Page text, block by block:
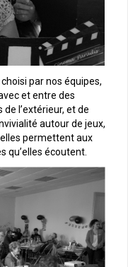
par nos équipes,
et entre des
l’extérieur, et de
autour de jeux,
permettent aux
qu’elles écoutent.